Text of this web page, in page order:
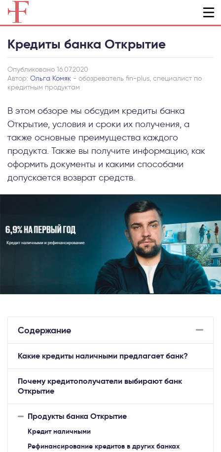
Кредиты банка Открытие
Опубликовано 16.07.2020
Автор: Ольга Комяк - обозреватель fin-plus, специалист по
кредитным продуктам
В этом обзоре мы обсудим кредиты банка
Открытие, условия и сроки их получения, а
также основные преимущества каждого
продукта. Также вы получите информацию, как
оформить документы и какими способами
допускается возврат средств.
Содержание
Какие кредиты наличными предлагает банк?
Почему кредитополучатели выбирают банк
Открытие
Продукты банка Открытие
Кредит наличными
Рефинансирование кредитов в других банках